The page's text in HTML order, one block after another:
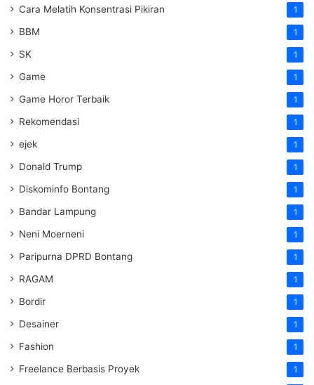
Cara Melatih Konsentrasi Pikiran 1
BBM 1
SK 1
Game 1
Game Horor Terbaik 1
Rekomendasi 1
ejek 1
Donald Trump 1
Diskominfo Bontang 1
Bandar Lampung 1
Neni Moerneni 1
Paripurna DPRD Bontang 1
RAGAM 1
Bordir 1
Desainer 1
Fashion 1
Freelance Berbasis Proyek 1